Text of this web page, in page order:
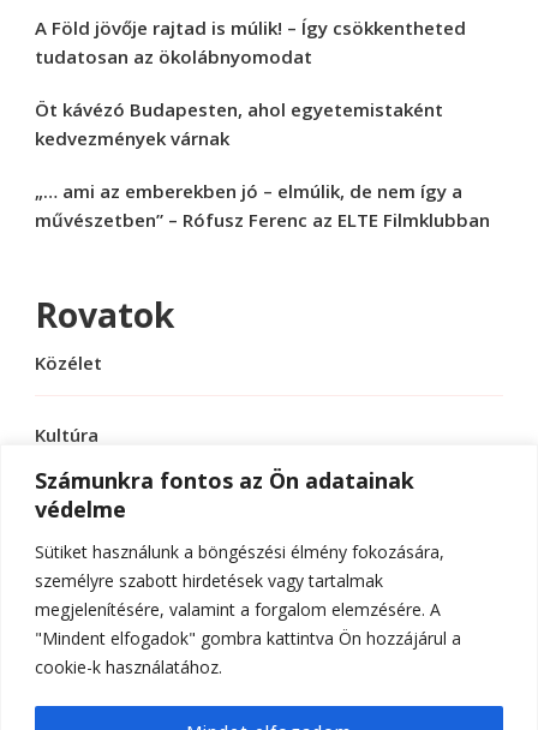
Számunkra fontos az Ön adatainak
védelme
Sütiket használunk a böngészési élmény fokozására,
személyre szabott hirdetések vagy tartalmak
megjelenítésére, valamint a forgalom elemzésére. A
"Mindent elfogadok" gombra kattintva Ön hozzájárul a
cookie-k használatához.
A Föld jövője rajtad is múlik! – Így csökkentheted
tudatosan az ökolábnyomodat
Öt kávézó Budapesten, ahol egyetemistaként
kedvezmények várnak
„… ami az emberekben jó – elmúlik, de nem így a
művészetben” – Rófusz Ferenc az ELTE Filmklubban
Rovatok
Közélet
Kultúra
Sport
Tudomány
© Szerzői jog 2026ELTE Online